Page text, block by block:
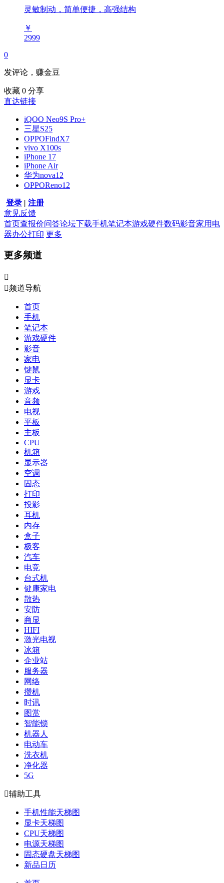
灵敏制动，简单便捷，高强结构
￥
2999
0
发评论，赚金豆
收藏 0 分享
直达链接
iQOO Neo9S Pro+
三星S25
OPPOFindX7
vivo X100s
iPhone 17
iPhone Air
华为nova12
OPPOReno12
登录 | 注册
意见反馈
首页查报价问答论坛下载手机笔记本游戏硬件数码影音家用电
器办公打印 更多
更多频道

频道导航
首页
手机
笔记本
游戏硬件
影音
家电
键鼠
显卡
游戏
音频
电视
平板
主板
CPU
机箱
显示器
空调
固态
打印
投影
耳机
内存
盒子
极客
汽车
电竞
台式机
健康家电
散热
安防
商显
HIFI
激光电视
冰箱
企业站
服务器
网络
攒机
时讯
图赏
智能锁
机器人
电动车
洗衣机
净化器
5G
辅助工具
手机性能天梯图
显卡天梯图
CPU天梯图
电源天梯图
固态硬盘天梯图
新品日历